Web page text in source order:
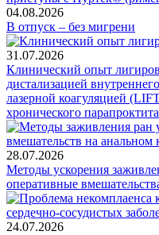
04.08.2026
В отпуск – без мигрени
31.07.2026
Клинический опыт
дистализацией
лазерной коагуляцией
хронического парапроктита
28.07.2026
Методы ускорения
оперативные
24.07.2026